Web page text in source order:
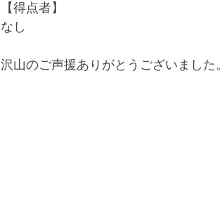
【得点者】
なし
沢山のご声援ありがとうございました。